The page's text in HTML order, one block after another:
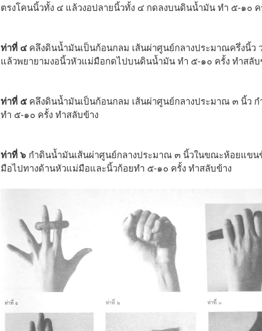
ตรงโคนนิ้วทั้ง ๔ แล้วงอปลายนิ้วทั้ง ๔ กดลงบนดินน้ำมัน ทำ ๕-๑๐ ค
ท่าที่ ๔ คลึงดินน้ำมันเป็นก้อนกลม เส้นผ่าศูนย์กลางประมาณครึ่งนิ้ว
แล้วพยายามงอนิ้วหัวแม่มือกดไปบนดินน้ำมัน ทำ ๕-๑๐ ครั้ง ทำสลับ
ท่าที่ ๕ คลึงดินน้ำมันเป็นก้อนกลม เส้นผ่าศูนย์กลางประมาณ ๓ นิ้ว
ทำ ๕-๑๐ ครั้ง ทำสลับข้าง
ท่าที่ ๖ กำดินน้ำมันเส้นผ่าศูนย์กลางประมาณ ๓ นิ้วในขณะห้อยแขน
มือไปทางด้านหัวแม่มือและนิ้วก้อยทำ ๕-๑๐ ครั้ง ทำสลับข้าง